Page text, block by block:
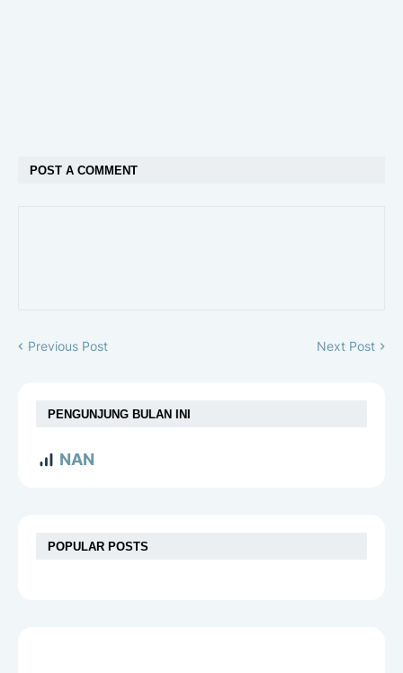
POST A COMMENT
Previous Post Next Post
PENGUNJUNG BULAN INI
NAN
POPULAR POSTS